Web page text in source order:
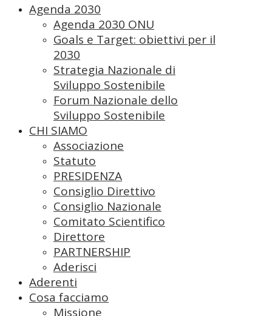
Agenda 2030
Agenda 2030 ONU
Goals e Target: obiettivi per il
2030
Strategia Nazionale di
Sviluppo Sostenibile
Forum Nazionale dello
Sviluppo Sostenibile
CHI SIAMO
Associazione
Statuto
PRESIDENZA
Consiglio Direttivo
Consiglio Nazionale
Comitato Scientifico
Direttore
PARTNERSHIP
Aderisci
Aderenti
Cosa facciamo
Missione